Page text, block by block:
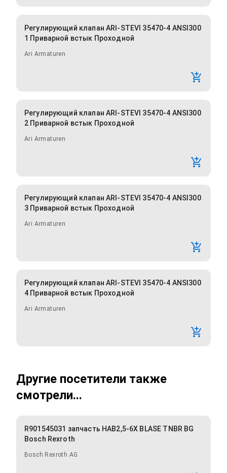
Регулирующий клапан ARI-STEVI 35470-4 ANSI300
1 Приварной встык Проходной
Ari Armaturen
Регулирующий клапан ARI-STEVI 35470-4 ANSI300
2 Приварной встык Проходной
Ari Armaturen
Регулирующий клапан ARI-STEVI 35470-4 ANSI300
3 Приварной встык Проходной
Ari Armaturen
Регулирующий клапан ARI-STEVI 35470-4 ANSI300
4 Приварной встык Проходной
Ari Armaturen
Другие посетители также
смотрели...
R901545031 запчасть HAB2,5-6X BLASE TNBR BG
Bosch Rexroth
Bosch Rexroth AG